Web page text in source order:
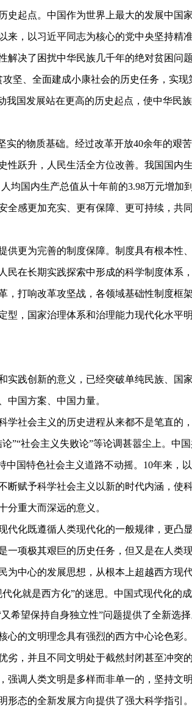
起点。中国作为世界上最大的发展中国
，以习近平同志为核心的党中央坚持精
决了困扰中华民族几千年的绝对贫困问
坚、全面建成小康社会的历史任务，实
国发展站在更高的历史起点，使中华民
的物质基础。经过改革开放40余年的艰
跃升，人民生活全方位改善。我国国内
均国内生产总值从十年前的3.98万元增加
感更加充实、更有保障、更可持续，共
更为完善的制度保障。制度具有根本性
在长期实践探索中形成的科学制度体系
打响改革攻坚战，各领域基础性制度框
，国家治理体系和治理能力现代化水平
践创新的意义，已经突破单纯民族、国
中国方案、中国力量。
社会主义的历史进程从来都不是笔直的
”“社会主义失败论”等论调甚嚣尘上。中
国特色社会主义道路不动摇。10年来，
赋予科学社会主义以新的时代内涵，使
分重大而深远的意义。
化既遵循人类现代化的一般规律，更凸
项极其艰巨的历史任务，但又是在人类
中心的发展思想，从根本上超越西方现
化就是西方化”的迷思。中国式现代化的
希望保持自身独立性”问题提供了全新选择
的文明理念具有强烈的西方中心论色彩
，并且不同文明处于截然封闭甚至冲突
调人类文明是多样而非单一的，坚持文
态的全新发展方向提供了强大科学指引。